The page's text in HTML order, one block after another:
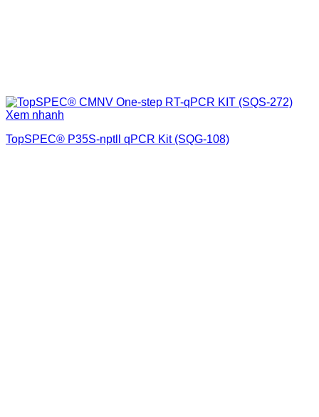
Xem nhanh
TopSPEC® P35S-nptll qPCR Kit (SQG-108)